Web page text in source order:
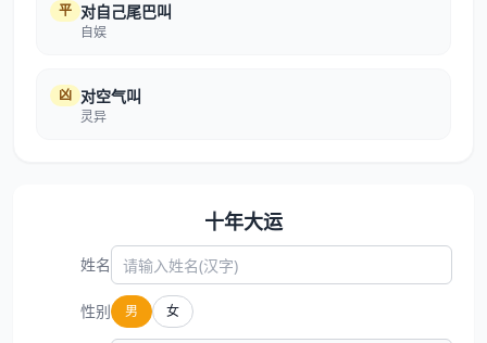
平 对自己尾巴叫
自娱
凶 对空气叫
灵异
十年大运
姓名
性别 男 女